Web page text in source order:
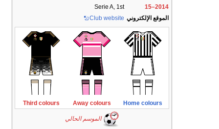
Serie A, 1st
الموقع الإلكتروني Club website
Home colours
Away colours
Third colours
الموسم الحالي